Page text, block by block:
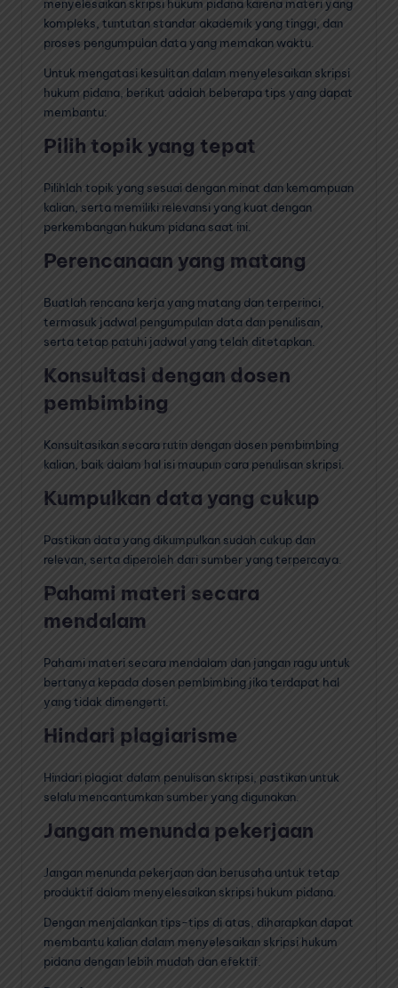
menyelesaikan skripsi hukum pidana karena materi yang
kompleks, tuntutan standar akademik yang tinggi, dan
proses pengumpulan data yang memakan waktu.
Untuk mengatasi kesulitan dalam menyelesaikan skripsi
hukum pidana, berikut adalah beberapa tips yang dapat
membantu:
Pilih topik yang tepat
Pilihlah topik yang sesuai dengan minat dan kemampuan
kalian, serta memiliki relevansi yang kuat dengan
perkembangan hukum pidana saat ini.
Perencanaan yang matang
Buatlah rencana kerja yang matang dan terperinci,
termasuk jadwal pengumpulan data dan penulisan,
serta tetap patuhi jadwal yang telah ditetapkan.
Konsultasi dengan dosen
pembimbing
Konsultasikan secara rutin dengan dosen pembimbing
kalian, baik dalam hal isi maupun cara penulisan skripsi.
Kumpulkan data yang cukup
Pastikan data yang dikumpulkan sudah cukup dan
relevan, serta diperoleh dari sumber yang terpercaya.
Pahami materi secara
mendalam
Pahami materi secara mendalam dan jangan ragu untuk
bertanya kepada dosen pembimbing jika terdapat hal
yang tidak dimengerti.
Hindari plagiarisme
Hindari plagiat dalam penulisan skripsi, pastikan untuk
selalu mencantumkan sumber yang digunakan.
Jangan menunda pekerjaan
Jangan menunda pekerjaan dan berusaha untuk tetap
produktif dalam menyelesaikan skripsi hukum pidana.
Dengan menjalankan tips-tips di atas, diharapkan dapat
membantu kalian dalam menyelesaikan skripsi hukum
pidana dengan lebih mudah dan efektif.